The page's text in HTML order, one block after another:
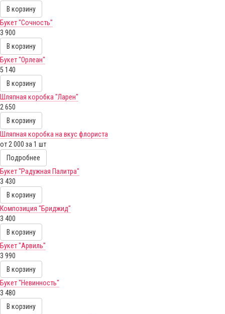
В корзину
Букет "Сочность"
3 900
В корзину
Букет "Орлеан"
5 140
В корзину
Шляпная коробка "Ларен"
2 650
В корзину
Шляпная коробка на вкус флориста
от 2 000 за 1 шт
Подробнее
Букет "Радужная Палитра"
3 430
В корзину
Композиция "Бриджид"
3 400
В корзину
Букет "Арвиль"
3 990
В корзину
Букет "Невинность"
3 480
В корзину